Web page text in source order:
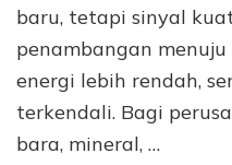
baru, tetapi sinyal
penambangan
energi lebih rendah,
terkendali. Bagi
bara, mineral, …